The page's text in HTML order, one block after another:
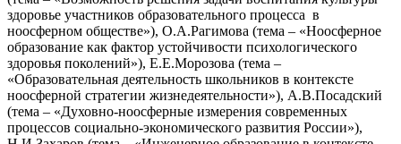
здоровье участников образовательного процесса в
ноосферном обществе»), О.А.Рагимова (тема – «Ноосферное
образование как фактор устойчивости психологического
здоровья поколений»), Е.Е.Морозова (тема –
«Образовательная деятельность школьников в контексте
ноосферной стратегии жизнедеятельности»), А.В.Посадский
(тема – «Духовно-ноосферные измерения современных
процессов социально-экономического развития России»),